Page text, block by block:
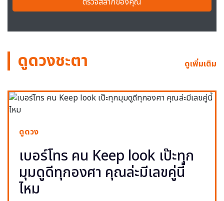
ดูดวงชะตา ดูเพิ่มเติม
ดูดวง
เบอร์โทร คน Keep look เป๊ะทุก
มุมดูดีทุกองศา คุณล่ะมีเลขคู่นี้
ไหม